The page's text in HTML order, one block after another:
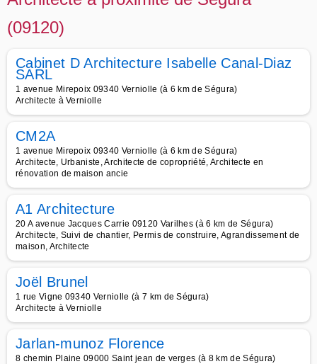
(09120)
Cabinet D Architecture Isabelle Canal-Diaz
SARL
1 avenue Mirepoix 09340 Verniolle (à 6 km de Ségura)
Architecte à Verniolle
CM2A
1 avenue Mirepoix 09340 Verniolle (à 6 km de Ségura)
Architecte, Urbaniste, Architecte de copropriété, Architecte en
rénovation de maison ancie
A1 Architecture
20 A avenue Jacques Carrie 09120 Varilhes (à 6 km de Ségura)
Architecte, Suivi de chantier, Permis de construire, Agrandissement de
maison, Architecte
Joël Brunel
1 rue Vigne 09340 Verniolle (à 7 km de Ségura)
Architecte à Verniolle
Jarlan-munoz Florence
8 chemin Plaine 09000 Saint jean de verges (à 8 km de Ségura)